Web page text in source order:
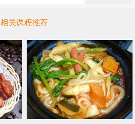
相关课程推荐